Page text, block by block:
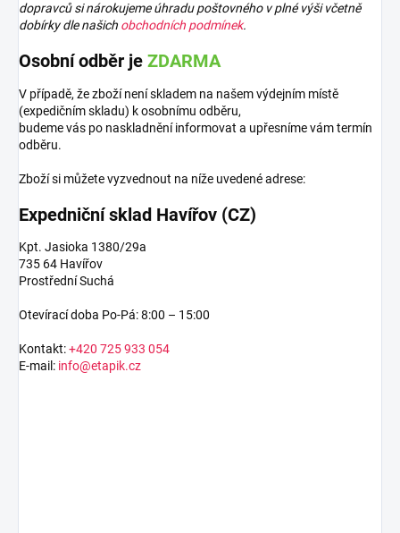
dopravců si nárokujeme úhradu poštovného v plné výši včetně
dobírky dle našich obchodních podmínek.
Osobní odběr je ZDARMA
V případě, že zboží není skladem na našem výdejním místě
(expedičním skladu) k osobnímu odběru,
budeme vás po naskladnění informovat a upřesníme vám termín
odběru.
Zboží si můžete vyzvednout na níže uvedené adrese:
Expedniční sklad Havířov (CZ)
Kpt. Jasioka 1380/29a
735 64 Havířov
Prostřední Suchá
Otevírací doba Po-Pá: 8:00 – 15:00
Kontakt:+420 725 933 054
E-mail: info@etapik.cz